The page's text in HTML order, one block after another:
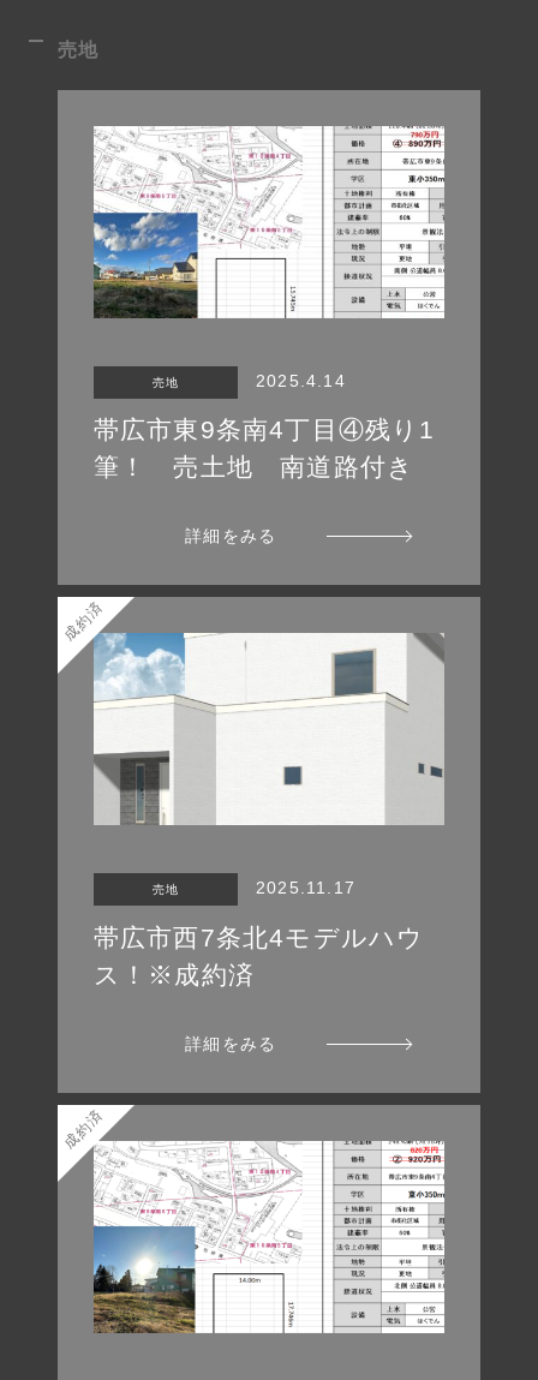
TAIYO HOME
売地
売地 2025.4.14
帯広市東9条南4丁目④残り1
筆！ 売土地 南道路付き
詳細をみる
成約済
売地 2025.11.17
帯広市西7条北4モデルハウ
ス！※成約済
詳細をみる
成約済